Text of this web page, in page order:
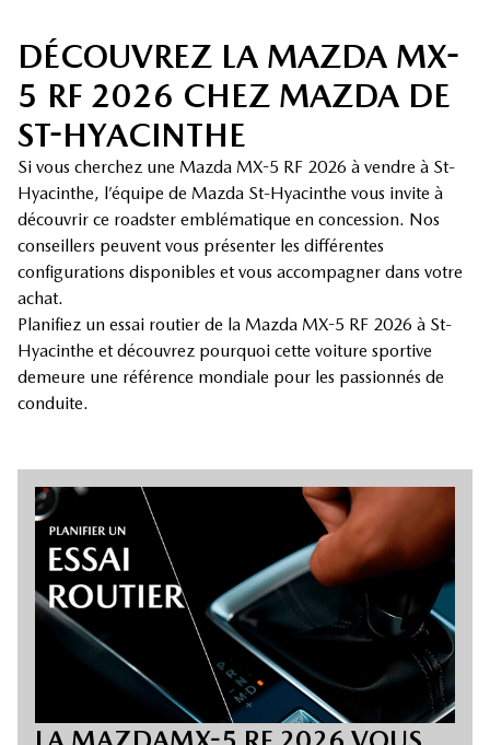
DÉCOUVREZ LA MAZDA MX-
5 RF 2026 CHEZ MAZDA DE
ST-HYACINTHE
Si vous cherchez une Mazda MX-5 RF 2026 à vendre à St-
Hyacinthe, l’équipe de Mazda St-Hyacinthe vous invite à
découvrir ce roadster emblématique en concession. Nos
conseillers peuvent vous présenter les différentes
configurations disponibles et vous accompagner dans votre
achat.
Planifiez un essai routier de la Mazda MX-5 RF 2026 à St-
Hyacinthe et découvrez pourquoi cette voiture sportive
demeure une référence mondiale pour les passionnés de
conduite.